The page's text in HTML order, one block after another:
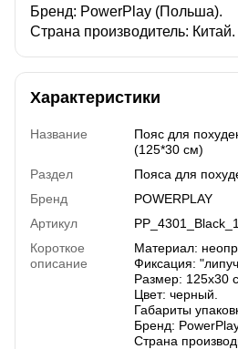
Бренд: PowerPlay (Польша).
Страна производитель: Китай.
Характеристики
Название
Пояс для
(125*30 см)
Раздел
Пояса для
Бренд
POWERPLAY
Артикул
Короткое
описание
Материал:
Фиксация:
Размер: 125х30
Цвет: черный.
Габариты
Бренд:
Страна